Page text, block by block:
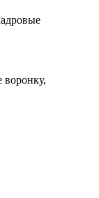
воронку,